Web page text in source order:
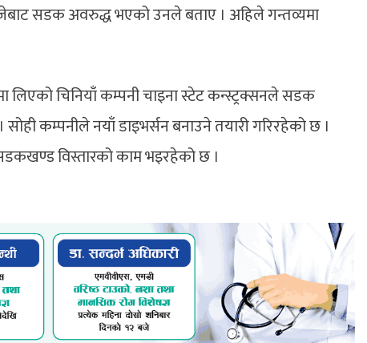
सडक अवरुद्ध भएको उनले बताए । अहिले गन्तव्यमा
चिनियाँ कम्पनी चाइना स्टेट कन्स्ट्रक्सनले सडक
सोही कम्पनीले नयाँ डाइभर्सन बनाउने तयारी गरिरहेको छ ।
विस्तारको काम भइरहेको छ ।